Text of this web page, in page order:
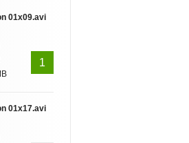
01x09.avi
1
01x17.avi